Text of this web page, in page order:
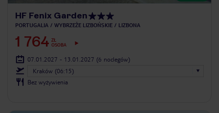
HF Fenix Garden
PORTUGALIA WYBRZEŻE LIZBOŃSKIE LIZBONA
1 764 ZŁ
OSOBA
07.01.2027 - 13.01.2027 (6 noclegów)
Kraków (06:15)
Bez wyżywienia